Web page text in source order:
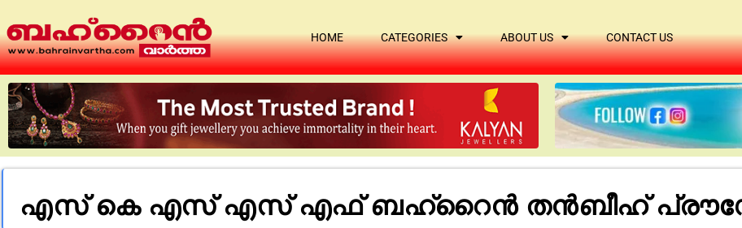
HOME CATEGORIES ABOUT US CONTACT US
എസ് കെ എസ് എസ് എഫ് ബഹ്റൈൻ തൻബീഹ്